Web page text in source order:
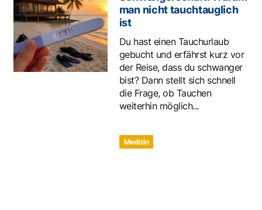
man nicht tauchtauglich
ist
Du hast einen Tauchurlaub
gebucht und erfährst kurz vor
der Reise, dass du schwanger
bist? Dann stellt sich schnell
die Frage, ob Tauchen
weiterhin möglich...
Medizin